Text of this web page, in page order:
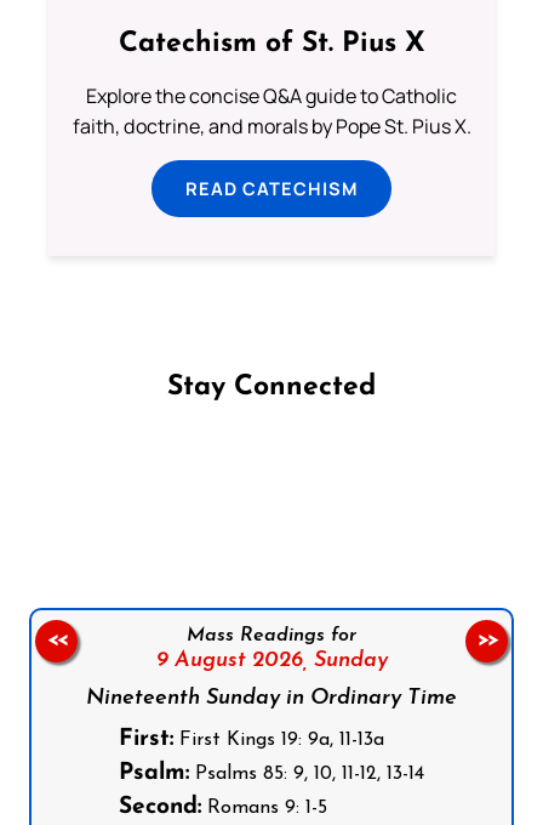
Catechism of St. Pius X
Explore the concise Q&A guide to Catholic
faith, doctrine, and morals by Pope St. Pius X.
READ CATECHISM
Stay Connected
Mass Readings for
9 August 2026, Sunday
Nineteenth Sunday in Ordinary Time
First: First Kings 19: 9a, 11-13a
Psalm: Psalms 85: 9, 10, 11-12, 13-14
Second: Romans 9: 1-5
<< >>